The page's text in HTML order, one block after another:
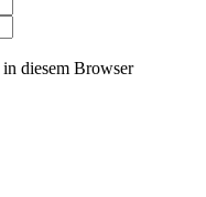
diesem Browser